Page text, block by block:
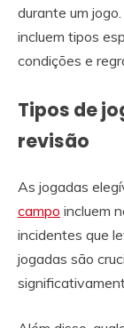
durante um
incluem tipos
condições e
Tipos de
revisão
As jogadas
campo incluem
incidentes que
jogadas são